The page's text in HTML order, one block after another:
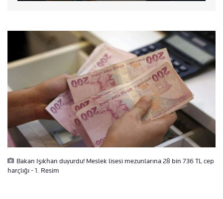
Bakan Işıkhan duyurdu! Meslek lisesi mezunlarına 28 bin 736 TL cep
harçlığı - 1. Resim